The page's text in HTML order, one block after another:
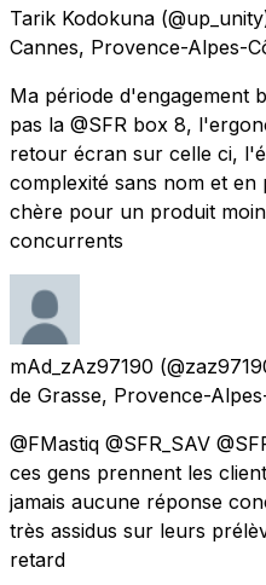
Tarik Kodokuna
Cannes, Provence-Alpes-
Ma période d'engagement
pas la @SFR box 8,
retour écran sur celle ci,
complexité sans nom et en
chère pour un produit
concurrents
mAd_zAz97190
de Grasse, Provence-
@FMastiq @SFR_SAV
ces gens prennent les
jamais aucune réponse
très assidus sur leurs
retard